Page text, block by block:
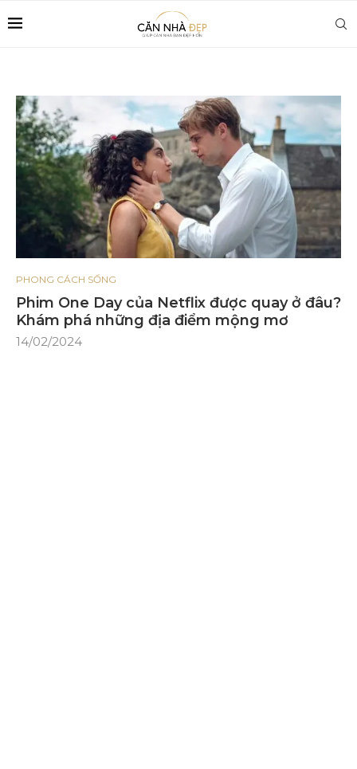
PHONG CÁCH SỐNG
Phim One Day của Netflix được quay ở đâu?
Khám phá những địa điểm mộng mơ
14/02/2024